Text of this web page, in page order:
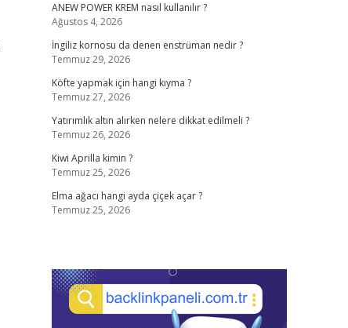
ANEW POWER KREM nasıl kullanılır ?
Ağustos 4, 2026
İngiliz kornosu da denen enstrüman nedir ?
Temmuz 29, 2026
Köfte yapmak için hangi kıyma ?
Temmuz 27, 2026
Yatırımlık altın alırken nelere dikkat edilmeli ?
Temmuz 26, 2026
Kiwi Aprilla kimin ?
Temmuz 25, 2026
Elma ağacı hangi ayda çiçek açar ?
Temmuz 25, 2026